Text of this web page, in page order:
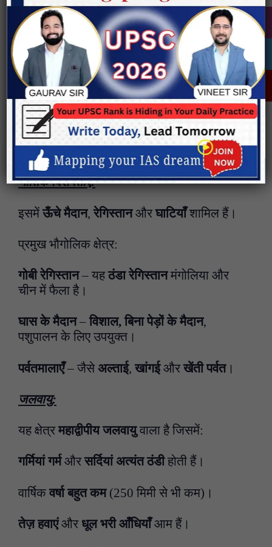
रूसके कुछ भागों में फैला है।
अल्ताई पर्वतों से लेकरग्रेट खिंगन रेंज
तक
विस्तृत है।
क्षेत्रफल और ऊँचाई:
इसका क्षेत्रफल लगभग30लाख वर्ग किमीहै।
औसत ऊँचाई1000से1500मीटरके बीच है।
भौतिक विशेषताएँ:
इसमें ऊँचे मैदान, रेगिस्तानऔरघाटियाँशामिल हैं।
प्रमुख भौगोलिक क्षेत्र:
गोबी रेगिस्तान– यहठंडा रेगिस्तानमंगोलिया और
चीन में फैला है।
घास के मैदान– विशाल, बिना पेड़ों के मैदान,
पशुपालन के लिए उपयुक्त।
पर्वतमालाएँ– जैसे अल्ताई, खांगईऔरखेंती पर्वत।
जलवायु:
यह क्षेत्रमहाद्वीपीय जलवायुवाला है जिसमें:
गर्मियां गर्मऔरसर्दियां अत्यंत ठंडीहोती हैं।
वार्षिक वर्षा बहुत कम(250 मिमी से भी कम)।
तेज़ हवाएंऔर धूल भरी आँधियाँआम हैं।